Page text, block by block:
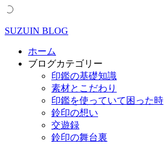
SUZUIN BLOG
ホーム
ブログカテゴリー
印鑑の基礎知識
素材とこだわり
印鑑を使っていて困った時
鈴印の想い
交遊録
鈴印の舞台裏